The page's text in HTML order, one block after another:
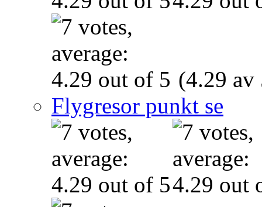
(4.29 av
Flygresor punkt se